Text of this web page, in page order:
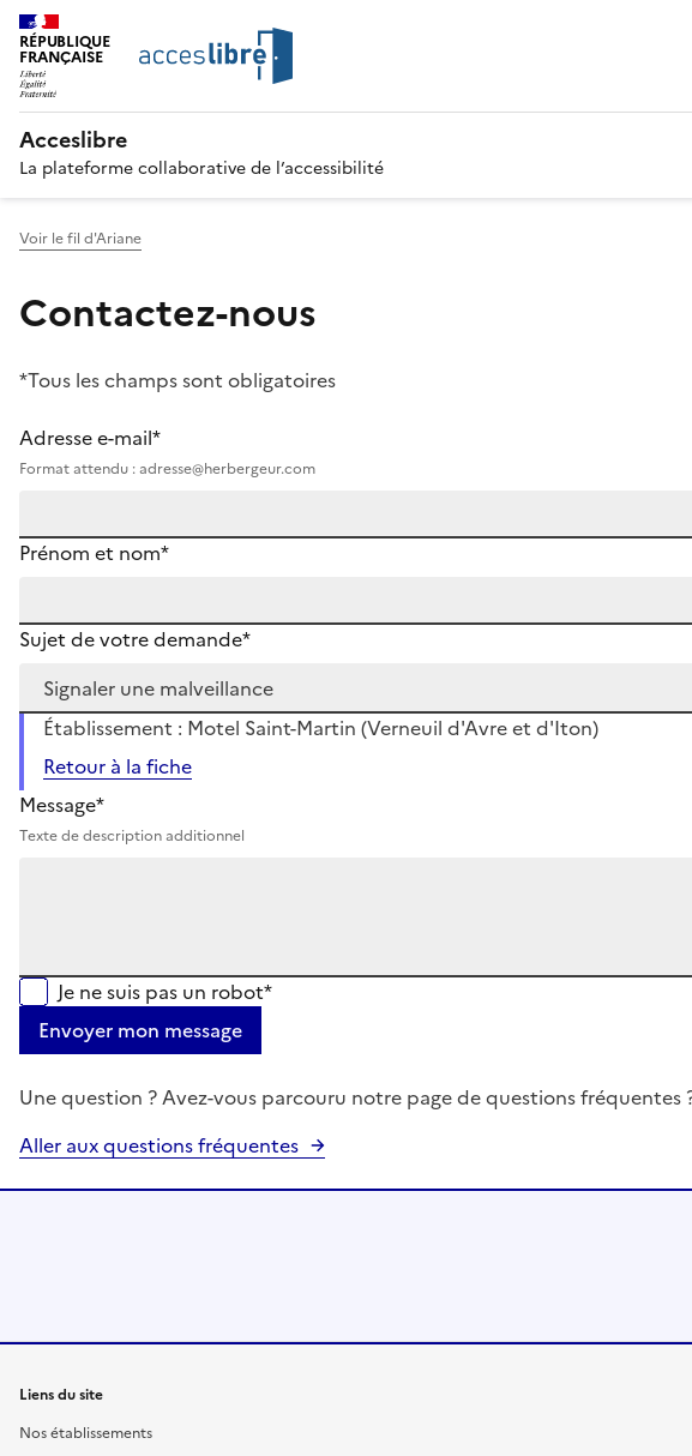
RÉPUBLIQUE
FRANÇAISE
Acceslibre
La plateforme collaborative de l’accessibilité
Voir le fil d'Ariane
Contactez-nous
*Tous les champs sont obligatoires
Adresse e-mail*
Format attendu : adresse@herbergeur.com
Prénom et nom*
Sujet de votre demande*
Établissement : Motel Saint-Martin (Verneuil d'Avre et d'Iton)
Retour à la fiche
Message*
Texte de description additionnel
Je ne suis pas un robot*
Envoyer mon message
Une question ? Avez-vous parcouru notre page de questions fréquentes
Aller aux questions fréquentes
Liens du site
Nos établissements